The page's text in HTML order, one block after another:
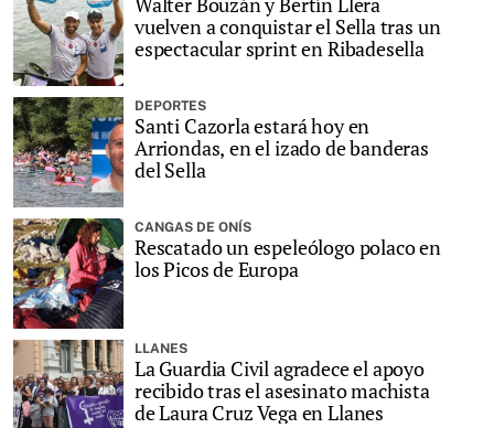
vuelven a conquistar el Sella tras un
espectacular sprint en Ribadesella
DEPORTES
Santi Cazorla estará hoy en
Arriondas, en el izado de banderas
del Sella
CANGAS DE ONÍS
Rescatado un espeleólogo polaco en
los Picos de Europa
LLANES
La Guardia Civil agradece el apoyo
recibido tras el asesinato machista
de Laura Cruz Vega en Llanes